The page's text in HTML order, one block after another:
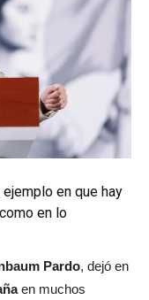
en que hay
en lo
Pardo, dejó en
en muchos